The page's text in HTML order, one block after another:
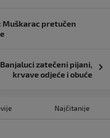
Muškarac pretučen
zatečeni pijani,
krvave odjeće i obuće
Najčitanije